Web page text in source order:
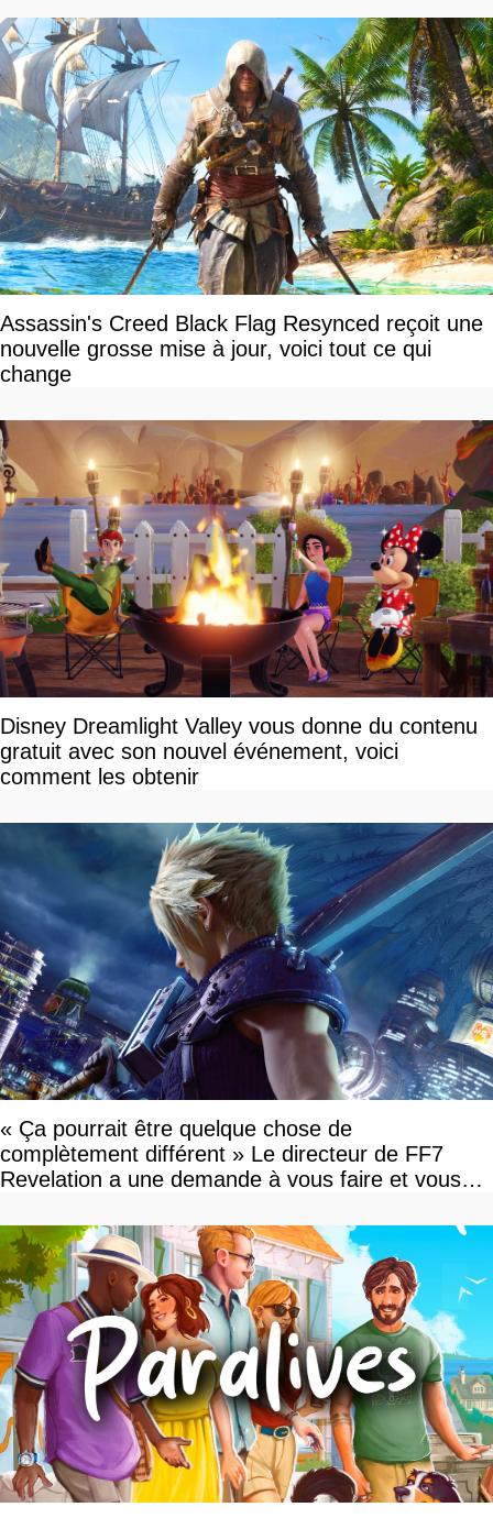
Assassin's Creed Black Flag Resynced reçoit une
nouvelle grosse mise à jour, voici tout ce qui
change
Disney Dreamlight Valley vous donne du contenu
gratuit avec son nouvel événement, voici
comment les obtenir
« Ça pourrait être quelque chose de
complètement différent » Le directeur de FF7
Revelation a une demande à vous faire et vous